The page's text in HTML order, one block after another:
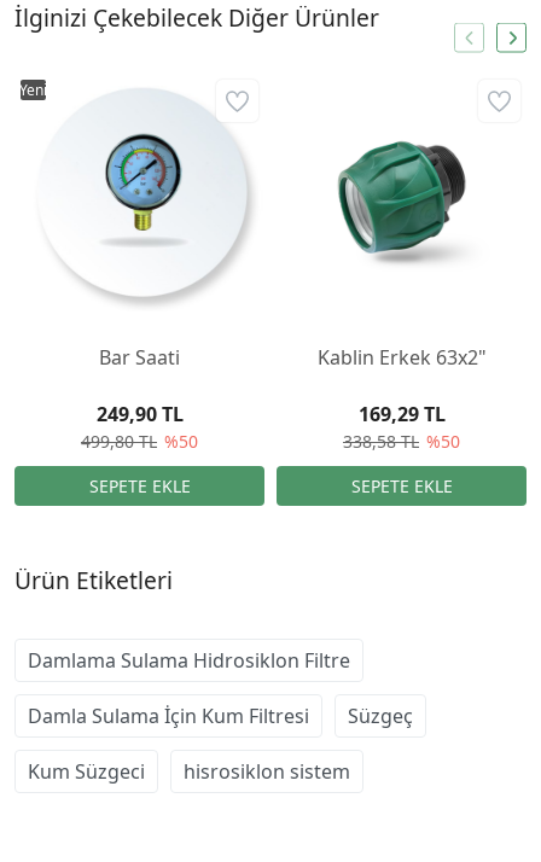
İlginizi Çekebilecek Diğer Ürünler
Bar Saati
499,80 TL %50
249,90 TL
Yeni
Kablin Erkek 63x2"
338,58 TL %50
169,29 TL
Ürün Etiketleri
Damlama Sulama Hidrosiklon Filtre
Damla Sulama İçin Kum Filtresi Süzgeç
Kum Süzgeci hisrosiklon sistem